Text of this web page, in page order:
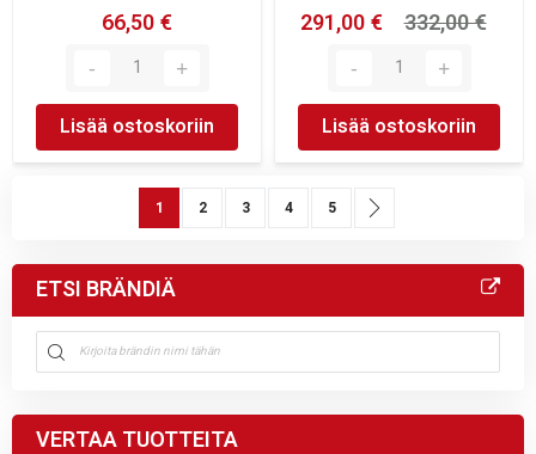
66,50 €
Lisää ostoskoriin
291,00 €
332,00 €
Lisää ostoskoriin
SivuYou're currently reading page
1 Sivu
2 Sivu
3 Sivu
4 Sivu
5
ETSI BRÄNDIÄ
VERTAA TUOTTEITA